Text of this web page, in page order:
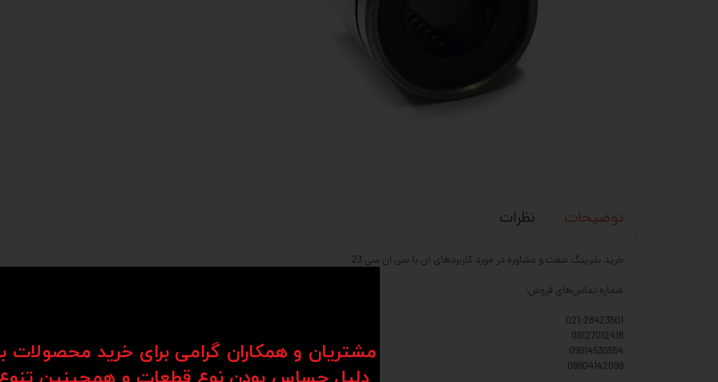
توضیحات نظرات
خرید بلبرینگ شفت و مشاوره در مورد کاربردهای آن با سی ان سی 23
شماره تماس‌های فروش:
021-28423501
09127012418
09914530554
09904142099
​​مشتریان و همکاران گرامی برای خرید محصولات